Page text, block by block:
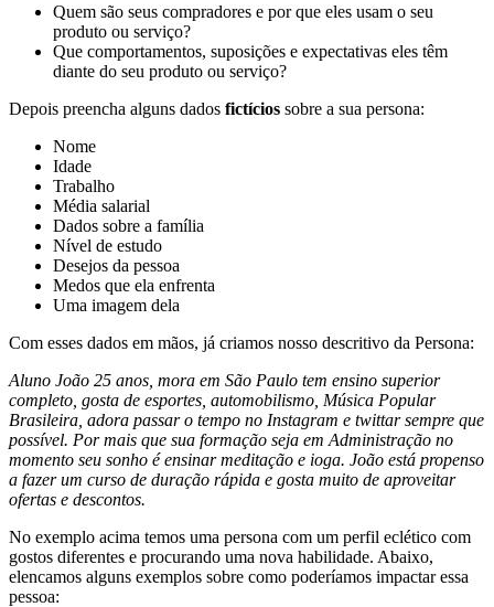
Quem são seus compradores e por que eles usam o seu
produto ou serviço?
Que comportamentos, suposições e expectativas eles têm
diante do seu produto ou serviço?
Depois preencha alguns dados fictícios sobre a sua persona:
Nome
Idade
Trabalho
Média salarial
Dados sobre a família
Nível de estudo
Desejos da pessoa
Medos que ela enfrenta
Uma imagem dela
Com esses dados em mãos, já criamos nosso descritivo da Persona:
Aluno João 25 anos, mora em São Paulo tem ensino superior
completo, gosta de esportes, automobilismo, Música Popular
Brasileira, adora passar o tempo no Instagram e twittar sempre que
possível. Por mais que sua formação seja em Administração no
momento seu sonho é ensinar meditação e ioga. João está propenso
a fazer um curso de duração rápida e gosta muito de aproveitar
ofertas e descontos.
No exemplo acima temos uma persona com um perfil eclético com
gostos diferentes e procurando uma nova habilidade. Abaixo,
elencamos alguns exemplos sobre como poderíamos impactar essa
pessoa: